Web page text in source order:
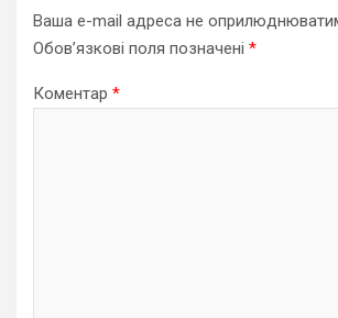
Ваша e-mail адреса не
Обов’язкові поля позначені *
Коментар *